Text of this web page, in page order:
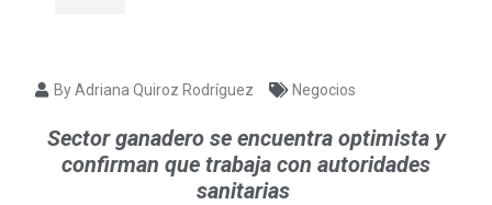
By Adriana Quiroz Rodríguez Negocios
Sector ganadero se encuentra optimista y
confirman que trabaja con autoridades
sanitarias